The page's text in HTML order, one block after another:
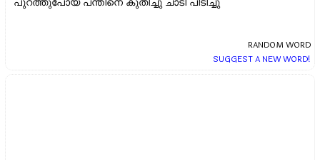
RANDOM WORD
SUGGEST A NEW WORD!